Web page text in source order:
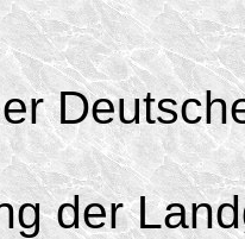
der